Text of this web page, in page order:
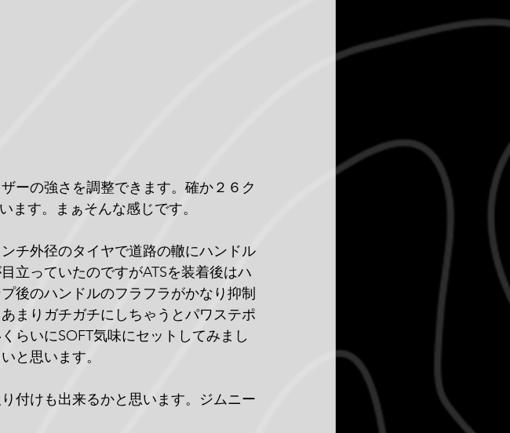
ーの強さを調整できます。確か２６ク
ます。まぁそんな感じです。
チ外径のタイヤで道路の轍にハンドル
立っていたのですがATSを装着後はハ
後のハンドルのフラフラがかなり抑制
まりガチガチにしちゃうとパワステポ
らいにSOFT気味にセットしてみまし
と思います。
付けも出来るかと思います。ジムニー